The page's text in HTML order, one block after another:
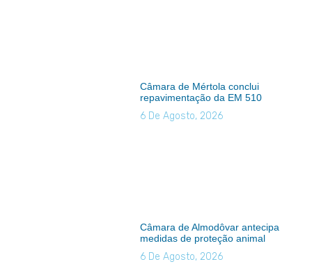
Câmara de Mértola conclui
repavimentação da EM 510
6 De Agosto, 2026
Câmara de Almodôvar antecipa
medidas de proteção animal
6 De Agosto, 2026